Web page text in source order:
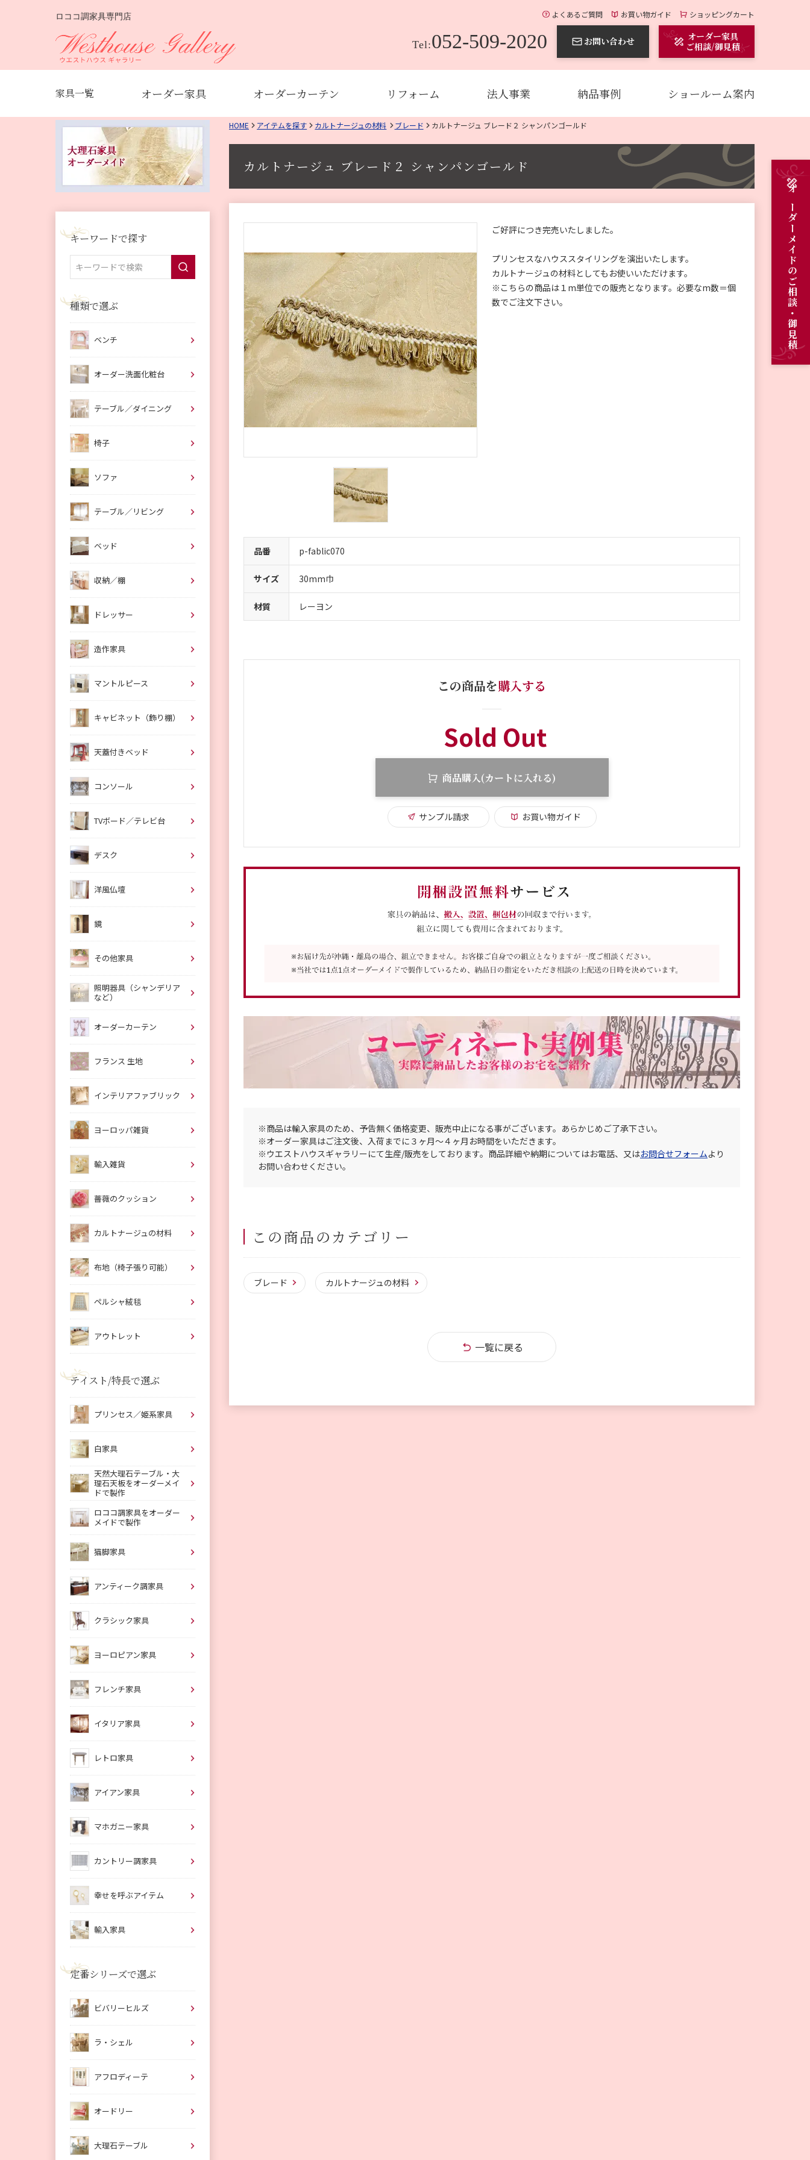
よくあるご質問 お買い物ガイド ショッピングカート
ロココ調家具専門店
Tel:052-509-2020 お問い合わせ
オーダー家具
ご相談/御見積
家具一覧 オーダー家具 オーダーカーテン リフォーム 法人事業 納品事例 ショールーム案内
オーダーメイドのご相談・御見積
HOME アイテムを探す カルトナージュの材料 ブレード カルトナージュ ブレード２ シャンパンゴールド
カルトナージュ ブレード２ シャンパンゴールド
ご好評につき完売いたしました。
プリンセスなハウススタイリングを演出いたします。
カルトナージュの材料としてもお使いいただけます。
※こちらの商品は１m単位での販売となります。必要なm数＝個
数でご注文下さい。
品番 p-fablic070
サイズ 30mm巾
材質 レーヨン
この商品を購入する
Sold Out
商品購入(カートに入れる)
サンプル請求 お買い物ガイド
※商品は輸入家具のため、予告無く価格変更、販売中止になる事がございます。あらかじめご了承下さい。
※オーダー家具はご注文後、入荷までに３ヶ月〜４ヶ月お時間をいただきます。
※ウエストハウスギャラリーにて生産/販売をしております。商品詳細や納期についてはお電話、又はお問合せフォームより
お問い合わせください。
この商品のカテゴリー
ブレード カルトナージュの材料
一覧に戻る
キーワードで探す
種類で選ぶ
ベンチ
オーダー洗面化粧台
テーブル／ダイニング
椅子
ソファ
テーブル／リビング
ベッド
収納／棚
ドレッサー
造作家具
マントルピース
キャビネット（飾り棚）
天蓋付きベッド
コンソール
TVボード／テレビ台
デスク
洋風仏壇
鏡
その他家具
照明器具（シャンデリア
など）
オーダーカーテン
フランス 生地
インテリアファブリック
ヨーロッパ雑貨
輸入雑貨
薔薇のクッション
カルトナージュの材料
布地（椅子張り可能）
ペルシャ絨毯
アウトレット
テイスト/特長で選ぶ
プリンセス／姫系家具
白家具
天然大理石テーブル・大
理石天板をオーダーメイ
ドで製作
ロココ調家具をオーダー
メイドで製作
猫脚家具
アンティーク調家具
クラシック家具
ヨーロピアン家具
フレンチ家具
イタリア家具
レトロ家具
アイアン家具
マホガニー家具
カントリー調家具
幸せを呼ぶアイテム
輸入家具
定番シリーズで選ぶ
ビバリーヒルズ
ラ・シェル
アフロディーテ
オードリー
大理石テーブル